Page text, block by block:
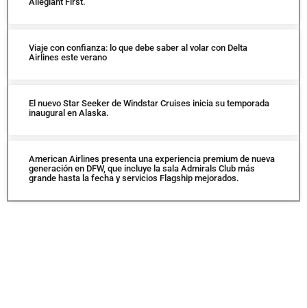
Viaje con confianza: lo que debe saber al volar con Delta
Airlines este verano
El nuevo Star Seeker de Windstar Cruises inicia su temporada
inaugural en Alaska.
American Airlines presenta una experiencia premium de nueva
generación en DFW, que incluye la sala Admirals Club más
grande hasta la fecha y servicios Flagship mejorados.